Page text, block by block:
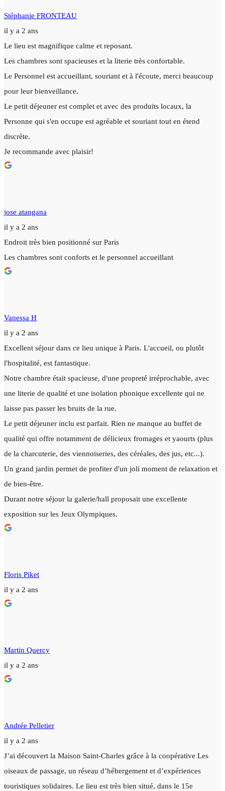
Stéphanie FRONTEAU
il y a 2 ans
Le lieu est magnifique calme et reposant.
Les chambres sont spacieuses et la literie très confortable.
Le Personnel est accueillant, souriant et à l'écoute, merci beaucoup
pour leur bienveillance.
Le petit déjeuner est complet et avec des produits locaux, la
Personne qui s'en occupe est agréable et souriant tout en étend
discrète.
Je recommande avec plaisir!
jose atangana
il y a 2 ans
Endroit très bien positionné sur Paris
Les chambres sont conforts et le personnel accueillant
Vanessa H
il y a 2 ans
Excellent séjour dans ce lieu unique à Paris. L'accueil, ou plutôt
l'hospitalité, est fantastique.
Notre chambre était spacieuse, d'une propreté irréprochable, avec
une literie de qualité et une isolation phonique excellente qui ne
laisse pas passer les bruits de la rue.
Le petit déjeuner inclu est parfait. Rien ne manque au buffet de
qualité qui offre notamment de délicieux fromages et yaourts (plus
de la charcuterie, des viennoiseries, des céréales, des jus, etc...).
Un grand jardin permet de profiter d'un joli moment de relaxation et
de bien-être.
Durant notre séjour la galerie/hall proposait une excellente
exposition sur les Jeux Olympiques.
Floris Piket
il y a 2 ans
Martin Quercy
il y a 2 ans
Andrée Pelletier
il y a 2 ans
J’ai découvert la Maison Saint-Charles grâce à la coopérative Les
oiseaux de passage, un réseau d’hébergement et d’expériences
touristiques solidaires. Le lieu est très bien situé, dans le 15e